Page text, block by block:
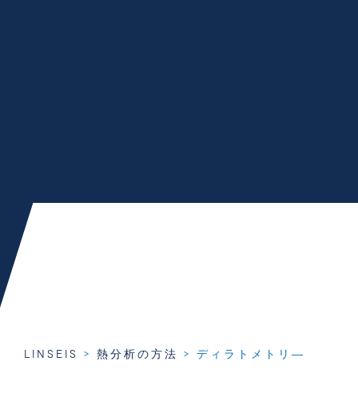
LINSEIS > 熱分析の方法 > ディラトメトリ―